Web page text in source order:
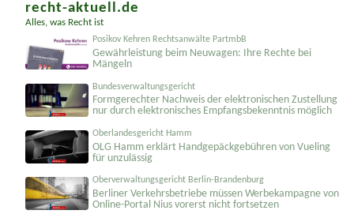
recht-aktuell.de
Alles, was Recht ist
Posikov Kehren Rechtsanwälte PartmbB
Gewährleistung beim Neuwagen: Ihre Rechte bei
Mängeln
Bundesverwaltungsgericht
Formgerechter Nachweis der elektronischen Zustellung
nur durch elektronisches Empfangsbekenntnis möglich
Oberlandesgericht Hamm
OLG Hamm erklärt Handgepäckgebühren von Vueling
für unzulässig
Oberverwaltungsgericht Berlin-Brandenburg
Berliner Verkehrsbetriebe müssen Werbekampagne von
Online-Portal Nius vorerst nicht fortsetzen